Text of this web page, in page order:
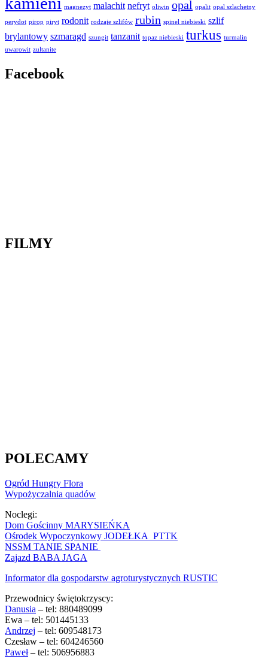
magnezyt malachit nefryt oliwin opal opalit opal szlachetny
perydot pirop piryt rodonit rodzaje szlifów rubin spinel niebieski szlif
brylantowy szmaragd szungit tanzanit topaz niebieski turkus turmalin
uwarowit zultanite
Facebook
FILMY
POLECAMY
Ogród Hungry Flora
Wypożyczalnia quadów
Noclegi:
Dom Gościnny MARYSIEŃKA
Ośrodek Wypoczynkowy JODEŁKA PTTK
NSSM TANIE SPANIE
Zajazd BABA JAGA
Informator dla gospodarstw agroturystycznych RUSTIC
Przewodnicy świętokrzyscy:
Danusia – tel: 880489099
Ewa – tel: 501445133
Andrzej – tel: 609548173
Czesław – tel: 604246560
Paweł– tel: 506956883